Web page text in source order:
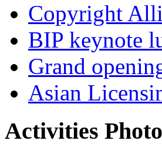
Copyright
BIP keynote
Grand
Asian
Activities